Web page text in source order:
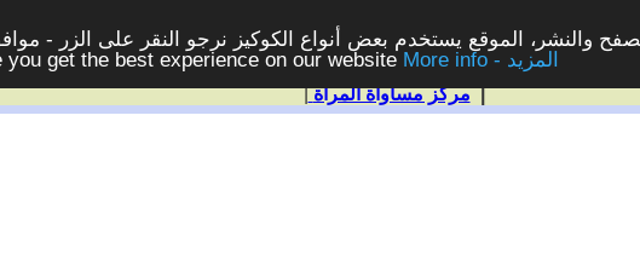
والنشر، الموقع يستخدم بعض أنواع الكوكيز نرجو النقر على الزر -
get the best experience on our website
More info - المزيد
| مركز مساواة المرأة|